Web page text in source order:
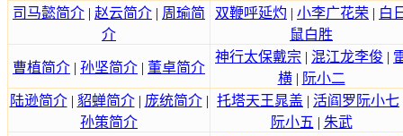
司马懿简介 | 赵云简介 | 周瑜简
介
双鞭呼延灼 | 小李广花荣 | 白
鼠白胜
曹植简介 | 孙坚简介 | 董卓简介
神行太保戴宗 | 混江龙李俊 |
横| 阮小二
陆逊简介| 貂蝉简介| 庞统简介|
孙策简介
托塔天王晁盖 | 活阎罗阮小七
阮小五 | 朱武